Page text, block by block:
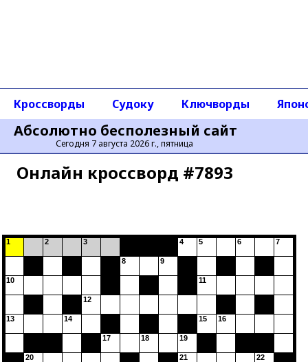
Абсолютно бесполезный сайт
Сегодня 7 августа 2026 г., пятница
Кроссворды Судоку Ключворды
Онлайн кроссворд #7893
1
10
13
20
2
14
3
12
17
8
18
9
4
19
21
5
11
15 16
6
22
7